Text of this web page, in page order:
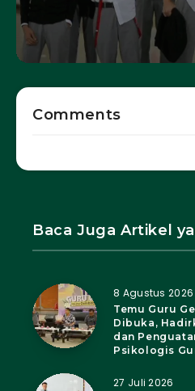
Comments
Baca Juga Artikel
8 Agustus 2026
Temu Guru
Dibuka,
dan
Psikologis
27 Juli 2026